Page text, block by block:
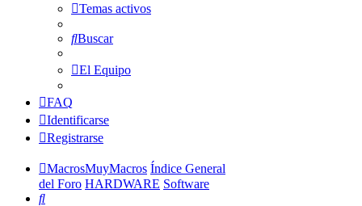
Temas activos
Buscar
El Equipo
FAQ
Identificarse
Registrarse
MacrosMuyMacros Índice General
del Foro HARDWARE Software
Buscar